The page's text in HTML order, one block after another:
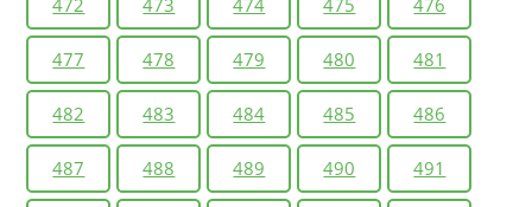
472 473 474 475 476
477 478 479 480 481
482 483 484 485 486
487 488 489 490 491